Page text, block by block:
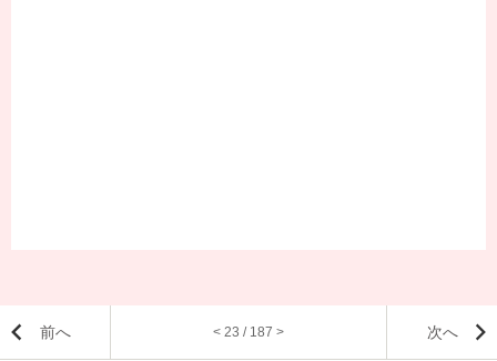
前へ < 23 / 187 > 次へ